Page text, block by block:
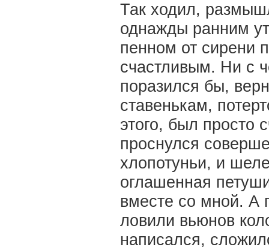
Так ходил,
однажды ранним
пенном от сирени
счастливым. Ни с
поразился бы,
ставенькам,
этого, был просто
проснулся
хлопотуньи, и
оглашенная
вместе со мной. А
ловили вьюнов
написался,